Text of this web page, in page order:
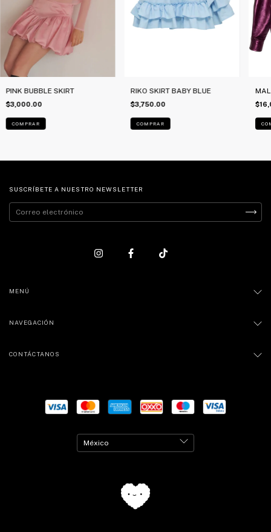
PINK BUBBLE SKIRT
$3,000.00
COMPRAR
RIKO SKIRT BABY BLUE
$3,750.00
COMPRAR
SUSCRÍBETE A NUESTRO NEWSLETTER
MENÚ
NAVEGACIÓN
CONTÁCTANOS